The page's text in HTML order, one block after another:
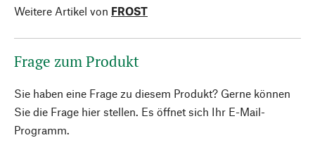
Weitere Artikel von FROST
Frage zum Produkt
Sie haben eine Frage zu diesem Produkt? Gerne können
Sie die Frage hier stellen. Es öffnet sich Ihr E-Mail-
Programm.